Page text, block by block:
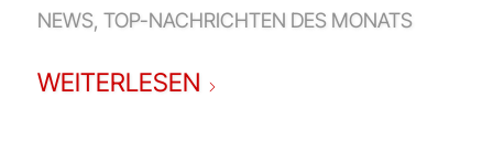
NEWS, TOP-NACHRICHTEN DES MONATS
WEITERLESEN